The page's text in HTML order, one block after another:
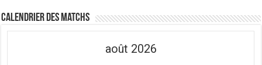
Calendrier des matchs
août 2026